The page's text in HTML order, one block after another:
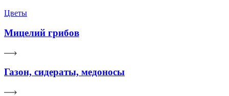
Цветы
Мицелий грибов
Газон, сидераты, медоносы